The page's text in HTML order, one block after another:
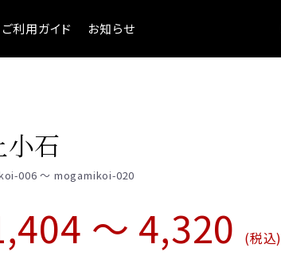
ノ羊羹
の空
kaju*
ぐい呑み大吟醸極 雪漫々
テリーヌザカカオ
ご利用ガイド お知らせ
小石
006 ～ mogamikoi-020
～ 4,320 (税込)